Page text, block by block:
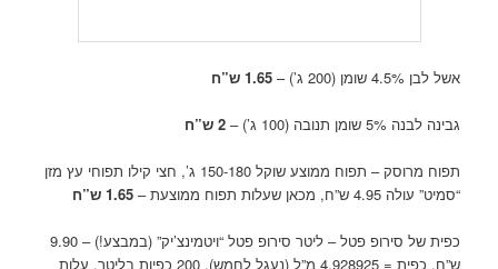
אשל לבן 4.5% שומן (200 ג’) – 1.65 ש”ח
גבינה לבנה 5% שומן תנובה (100 ג’) – 2 ש”ח
תפוח מרוסק – תפוח ממוצע שוקל 150-180 ג’, חצי קילו תפוחי עץ מזן
“סמיט” עולה 4.95 ש”ח, מכאן שעלות תפוח ממוצעת –
1.65 ש”ח
כפית של סירופ פטל – ליטר סירופ פטל “ויטמינצ’יק” (במבצע!) – 9.90
ש”ח, כפית = 4.928925 מ”ל (נעגל לחמש), 200 כפיות בליטר, עלות